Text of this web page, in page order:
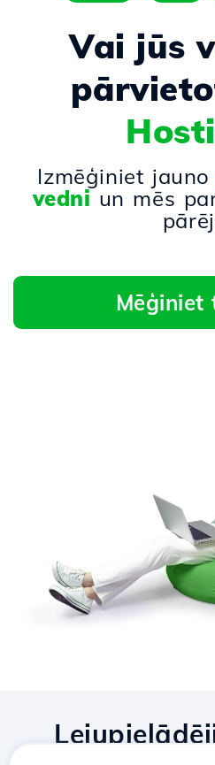
Vai jūs
Izmēģiniet jauno
vedni un mēs
Mēģiniet